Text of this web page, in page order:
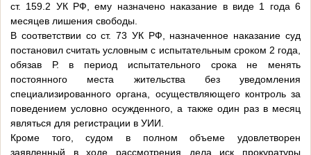
ст. 159.2 УК РФ, ему назначено наказание в виде 1 года 6
месяцев лишения свободы.
В соответствии со ст. 73 УК РФ, назначенное наказание суд
постановил считать условным с испытательным сроком 2 года,
обязав Р. в период испытательного срока не менять
постоянного места жительства без уведомления
специализированного органа, осуществляющего контроль за
поведением условно осужденного, а также один раз в месяц
являться для регистрации в УИИ.
Кроме того, судом в полном объеме удовлетворен
заявленный в ходе рассмотрения дела иск прокуратуры